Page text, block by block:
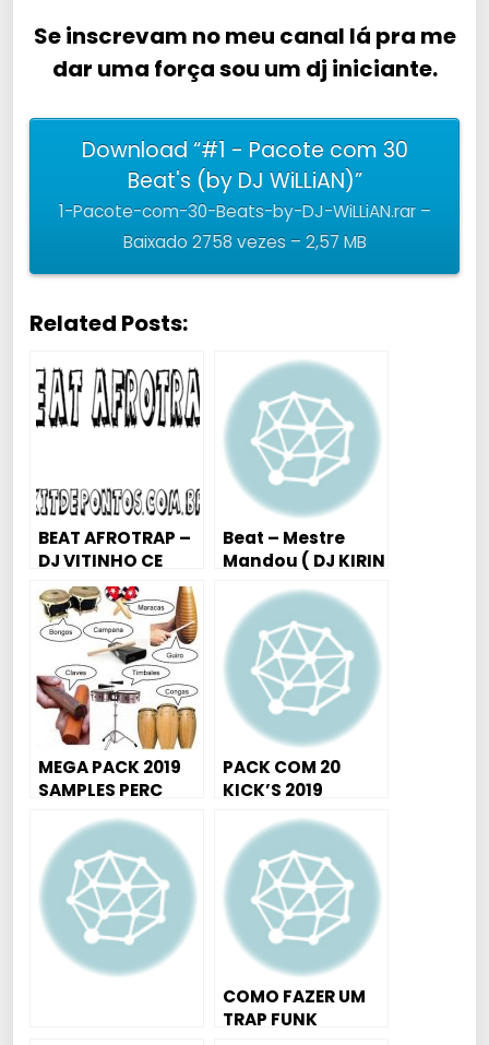
Se inscrevam no meu canal lá pra me
dar uma força sou um dj iniciante.
Download “#1 - Pacote com 30
Beat's (by DJ WiLLiAN)”
1-Pacote-com-30-Beats-by-DJ-WiLLiAN.rar –
Baixado 2758 vezes – 2,57 MB
Related Posts:
BEAT AFROTRAP –
DJ VITINHO CE
Beat – Mestre
Mandou ( DJ KIRIN
MEGA PACK 2019
SAMPLES PERC
SAMPLES DE ALTA
QUALIDADE )
PACK COM 20
KICK’S 2019
COMO FAZER UM
TRAP FUNK